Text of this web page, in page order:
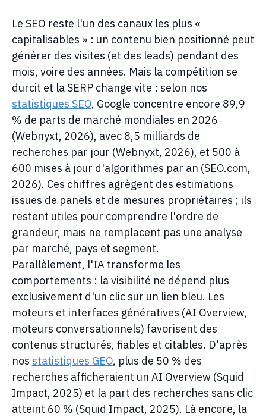
Le SEO reste l'un des canaux les plus «
capitalisables » : un contenu bien positionné peut
générer des visites (et des leads) pendant des
mois, voire des années. Mais la compétition se
durcit et la SERP change vite : selon nos
statistiques SEO, Google concentre encore 89,9
% de parts de marché mondiales en 2026
(Webnyxt, 2026), avec 8,5 milliards de
recherches par jour (Webnyxt, 2026), et 500 à
600 mises à jour d'algorithmes par an (SEO.com,
2026). Ces chiffres agrègent des estimations
issues de panels et de mesures propriétaires ; ils
restent utiles pour comprendre l'ordre de
grandeur, mais ne remplacent pas une analyse
par marché, pays et segment.
Parallèlement, l'IA transforme les
comportements : la visibilité ne dépend plus
exclusivement d'un clic sur un lien bleu. Les
moteurs et interfaces génératives (AI Overview,
moteurs conversationnels) favorisent des
contenus structurés, fiables et citables. D'après
nos statistiques GEO, plus de 50 % des
recherches afficheraient un AI Overview (Squid
Impact, 2025) et la part des recherches sans clic
atteint 60 % (Squid Impact, 2025). Là encore, la